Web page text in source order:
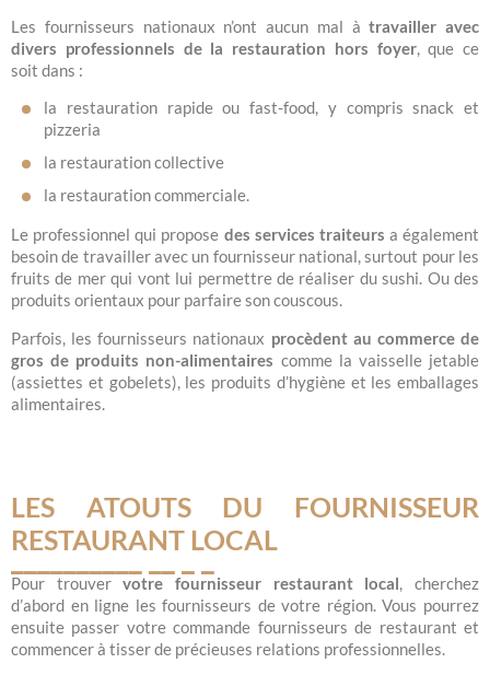
Les fournisseurs nationaux n’ont aucun mal àtravailler avec
divers professionnels de la restauration hors foyer, que ce
soit dans :
la restauration rapide ou fast-food, y compris snack et
pizzeria
la restauration collective
la restauration commerciale.
Le professionnel qui propose des services traiteurs a également
besoin de travailler avec un fournisseur national, surtout pour les
fruits de mer qui vont lui permettre de réaliser du sushi. Ou des
produits orientaux pour parfaire son couscous.
Parfois, les fournisseurs nationaux procèdent au commerce de
gros de produits non-alimentaires comme la vaisselle jetable
(assiettes et gobelets), les produits d’hygiène et les emballages
alimentaires.
LES ATOUTS DU FOURNISSEUR
RESTAURANT LOCAL
Pour trouvervotre fournisseur restaurant local, cherchez
d’abord en ligne les fournisseurs de votre région. Vous pourrez
ensuite passer votre commande fournisseurs de restaurant et
commencer à tisser de précieuses relations professionnelles.